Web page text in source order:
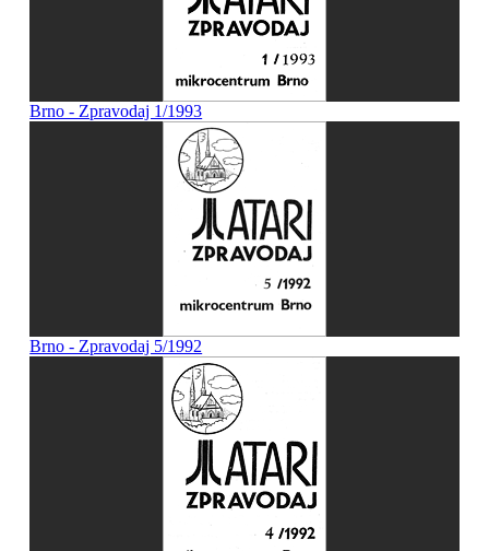
Brno - Zpravodaj 1/1993
Brno - Zpravodaj 5/1992